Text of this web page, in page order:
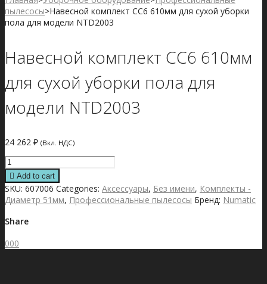
пылесосы>Навесной комплект CC6 610мм для сухой уборки
пола для модели NTD2003
Навесной комплект CC6 610мм
для сухой уборки пола для
модели NTD2003
24 262 ₽ (Вкл. НДС)
Навесной
комплект
CC6
610мм
для
сухой
пола
для
Add to cart
SKU: 607006 Categories: Аксессуары, Без имени, Комплекты -
Диаметр 51мм, Профессиональные пылесосы Бренд: Numatic
Share
000